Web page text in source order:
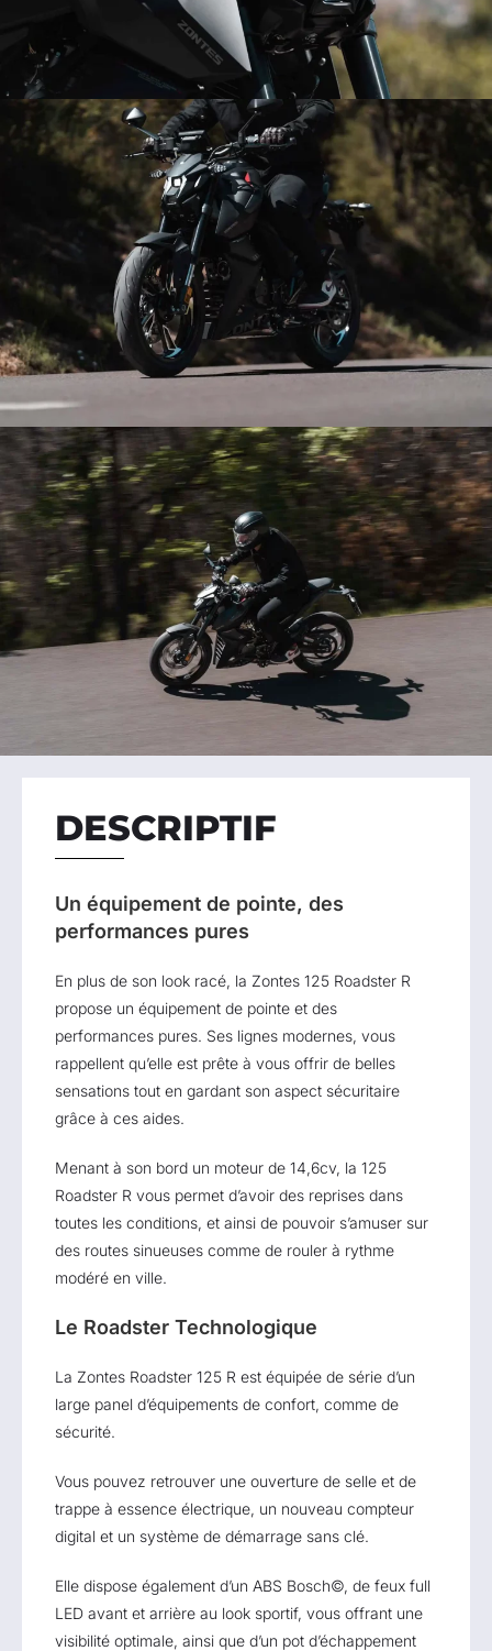
DESCRIPTIF
Un équipement de pointe, des
performances pures
En plus de son look racé, la Zontes 125 Roadster R
propose un équipement de pointe et des
performances pures. Ses lignes modernes, vous
rappellent qu’elle est prête à vous offrir de belles
sensations tout en gardant son aspect sécuritaire
grâce à ces aides.
Menant à son bord un moteur de 14,6cv, la 125
Roadster R vous permet d’avoir des reprises dans
toutes les conditions, et ainsi de pouvoir s’amuser sur
des routes sinueuses comme de rouler à rythme
modéré en ville.
Le Roadster Technologique
La Zontes Roadster 125 R est équipée de série d’un
large panel d’équipements de confort, comme de
sécurité.
Vous pouvez retrouver une ouverture de selle et de
trappe à essence électrique, un nouveau compteur
digital et un système de démarrage sans clé.
Elle dispose également d’un ABS Bosch©, de feux full
LED avant et arrière au look sportif, vous offrant une
visibilité optimale, ainsi que d’un pot d’échappement